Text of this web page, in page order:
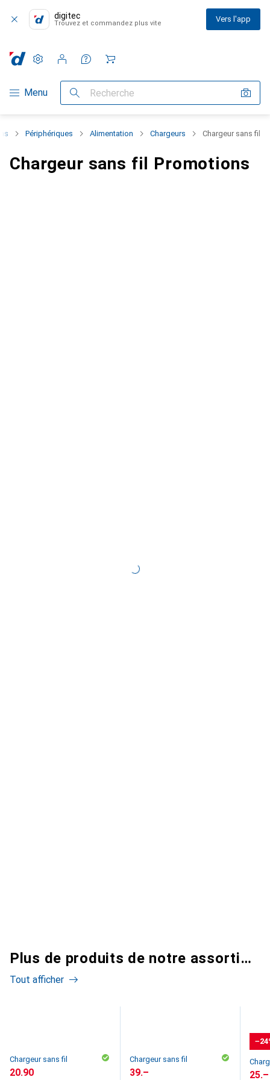
digitec
Trouvez et commandez plus vite Vers l'app
Navigation par catégorie
Menu Recherche
Paramètres
Compte client
Listes de comparaison
Listes d'envies
Panier
Périphériques Alimentation Chargeurs Chargeur sans fil
Chargeur sans fil Promotions
Plus de produits de notre assortiment
Tout afficher
Chargeur sans fil
CHF
20.90
Chargeur sans fil
CHF
39.–
CHF
25.–